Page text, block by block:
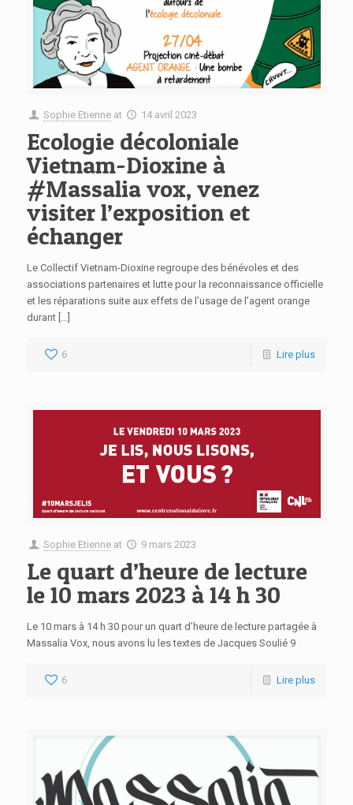
Sophie Etienne at 14 avril 2023
Ecologie décoloniale
Vietnam-Dioxine à
#Massalia vox, venez
visiter l’exposition et
échanger
Le Collectif Vietnam-Dioxine regroupe des bénévoles et des
associations partenaires et lutte pour la reconnaissance officielle
et les réparations suite aux effets de l’usage de l’agent orange
durant […]
6 Lire plus
Sophie Etienne at 9 mars 2023
Le quart d’heure de lecture
le 10 mars 2023 à 14 h 30
Le 10 mars à 14 h 30 pour un quart d’heure de lecture partagée à
Massalia Vox, nous avons lu les textes de Jacques Soulié 9
6 Lire plus